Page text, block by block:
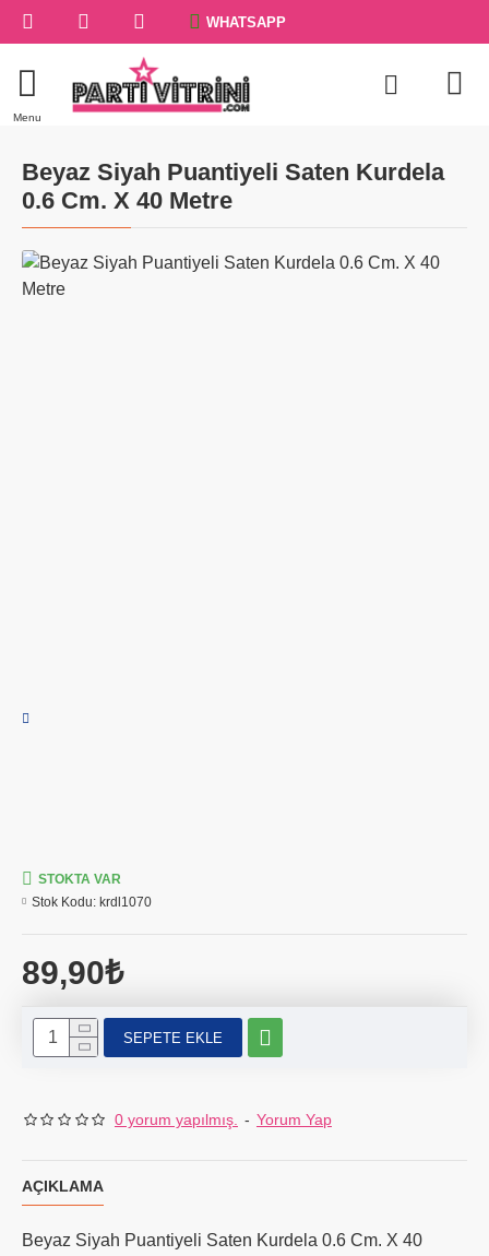
WHATSAPP
Beyaz Siyah Puantiyeli Saten Kurdela
0.6 Cm. X 40 Metre
0 yorum yapılmış. - Yorum Yap
89,90₺
STOKTA VAR
Stok Kodu: krdl1070
SEPETE EKLE
AÇIKLAMA
Beyaz Siyah Puantiyeli Saten Kurdela 0.6 Cm. X 40